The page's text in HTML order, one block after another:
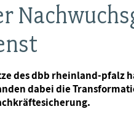
des dbb rheinland-pfalz
dabei die